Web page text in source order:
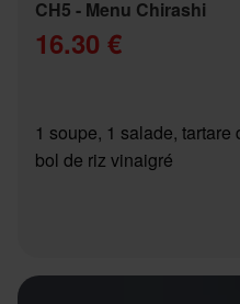
CH5 - Menu Chirashi
16.30 €
1 soupe, 1 salade,
bol de riz vinaigré